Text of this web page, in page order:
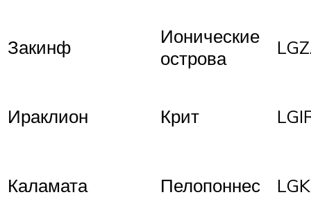
Закинф
Ионические
острова
Ираклион Крит
Каламата Пелопоннес